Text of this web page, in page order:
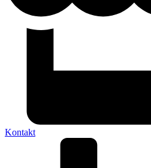
Kontakt